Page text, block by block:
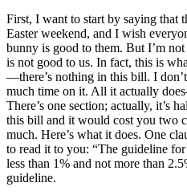
First, I want to start by saying that
Easter weekend, and I wish
bunny is good to them. But I’m
is not good to us. In fact, this is
—there’s nothing in this bill. I
much time on it. All it actually
There’s one section; actually, it’s
this bill and it would cost you two
much. Here’s what it does. One
to read it to you: “The guideline
less than 1% and not more than
guideline.